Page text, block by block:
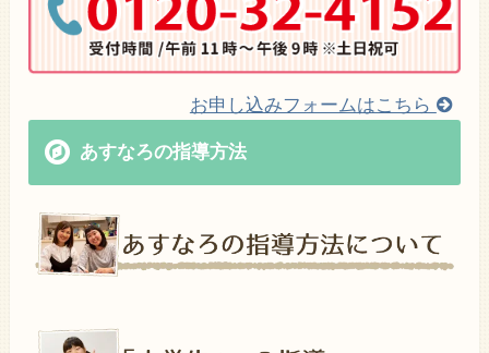
お申し込みフォームはこちら
あすなろの指導方法